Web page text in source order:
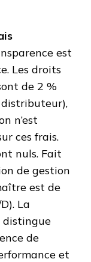
est
Les droits
de 2 %
n’est
ces frais.
nuls. Fait
de gestion
est de
La
distingue
de
et